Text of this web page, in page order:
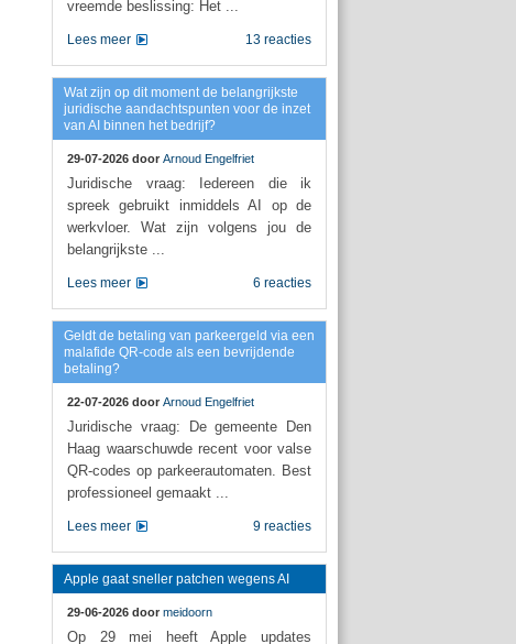
vreemde beslissing: Het ...
13 reacties
Lees meer
Wat zijn op dit moment de belangrijkste
juridische aandachtspunten voor de inzet
van AI binnen het bedrijf?
29-07-2026 door Arnoud Engelfriet
Juridische vraag: Iedereen die ik
spreek gebruikt inmiddels AI op de
werkvloer. Wat zijn volgens jou de
belangrijkste ...
6 reacties
Lees meer
Geldt de betaling van parkeergeld via een
malafide QR-code als een bevrijdende
betaling?
22-07-2026 door Arnoud Engelfriet
Juridische vraag: De gemeente Den
Haag waarschuwde recent voor valse
QR-codes op parkeerautomaten. Best
professioneel gemaakt ...
9 reacties
Lees meer
Apple gaat sneller patchen wegens AI
29-06-2026 door meidoorn
Op 29 mei heeft Apple updates